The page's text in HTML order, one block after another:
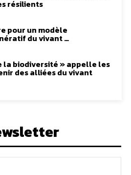
résilients
pour un modèle
du vivant …
la biodiversité » appelle les
des alliées du vivant